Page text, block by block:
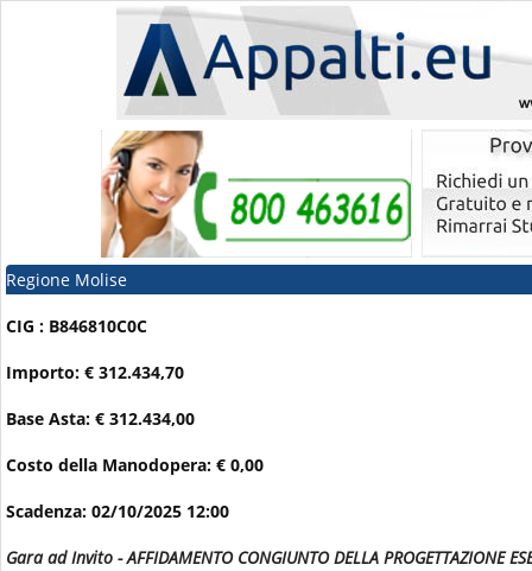
Regione Molise
CIG : B846810C0C
Importo: € 312.434,70
Base Asta: € 312.434,00
Costo della Manodopera: € 0,00
Scadenza: 02/10/2025 12:00
Gara ad Invito - AFFIDAMENTO CONGIUNTO DELLA PROGETTAZIONE